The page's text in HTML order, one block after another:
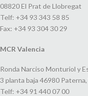
08820 El Prat de Llobregat
Telf: +34 93 343 58 85
Fax: +34 93 304 30 29
MCR Valencia
Ronda Narciso Monturiol y
3 planta baja 46980 Paterna,
Telf: +34 91 440 07 00